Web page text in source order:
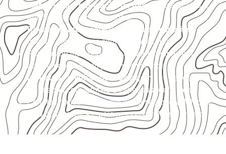
Marcenaria e fabricação de móveis
destinados a
ambientes sujeitos à umidade.
Revestimentos, paredes, pisos e divisórias
quando compatíveis com a ficha técnica.
Projetos de transporte que utilizam chapas em
revestimentos e componentes internos.
Indústrias e linhas de montagem
que necessitam
de chapas com formato e espessura definidos.
Projetos náuticos específicos, desde que validados
pela ficha técnica e pelo responsável pelo projeto.